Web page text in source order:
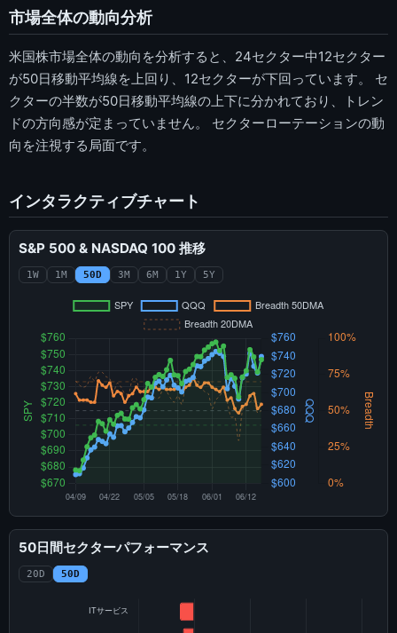
市場全体の動向分析
米国株市場全体の動向を分析すると、24セクター中12セクター
が50日移動平均線を上回り、12セクターが下回っています。 セ
クターの半数が50日移動平均線の上下に分かれており、トレン
ドの方向感が定まっていません。 セクターローテーションの動
向を注視する局面です。
インタラクティブチャート
S&P 500 & NASDAQ 100 推移
1W 1M 50D 3M 6M 1Y 5Y
50日間セクターパフォーマンス
20D 50D